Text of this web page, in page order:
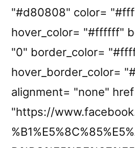
"#d80808" color=
hover_color= "#ffffff"
"0" border_color=
hover_border_color=
alignment= "none"
"https://